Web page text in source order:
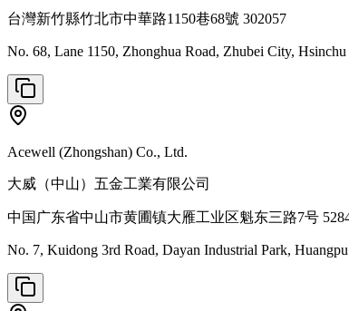
台灣新竹縣竹北市中華路1150巷68號 302057
No. 68, Lane 1150, Zhonghua Road, Zhubei City,
Acewell (Zhongshan) Co., Ltd.
大威（中山）五金工業有限公司
中国广东省中山市黄圃镇大雁工业区魁东三路7号
No. 7, Kuidong 3rd Road, Dayan Industrial Park,